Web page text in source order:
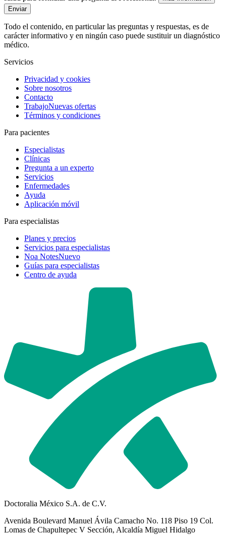
Enviar
Todo el contenido, en particular las preguntas y respuestas, es de
carácter informativo y en ningún caso puede sustituir un diagnóstico
médico.
Servicios
Privacidad y cookies
Sobre nosotros
Contacto
TrabajoNuevas ofertas
Términos y condiciones
Para pacientes
Especialistas
Clínicas
Pregunta a un experto
Servicios
Enfermedades
Ayuda
Aplicación móvil
Para especialistas
Planes y precios
Servicios para especialistas
Noa NotesNuevo
Guías para especialistas
Centro de ayuda
Doctoralia México S.A. de C.V.
Avenida Boulevard Manuel Ávila Camacho No. 118 Piso 19 Col.
Lomas de Chapultepec V Sección, Alcaldía Miguel Hidalgo